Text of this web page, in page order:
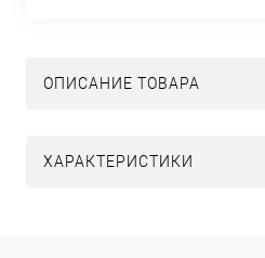
ОПИСАНИЕ ТОВАРА
ХАРАКТЕРИСТИКИ